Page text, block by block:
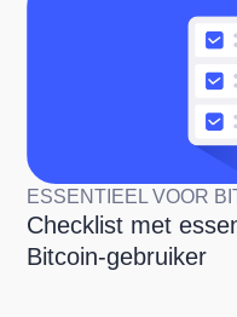
ESSENTIEEL VOOR
Checklist met
Bitcoin-gebruiker